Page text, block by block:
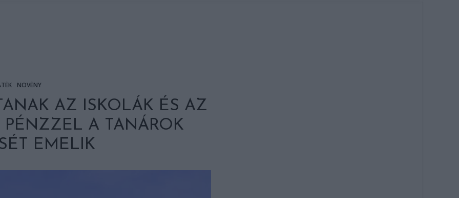
NÖVÉNY
AZ ISKOLÁK ÉS AZ
PÉNZZEL A TANÁROK
EMELIK